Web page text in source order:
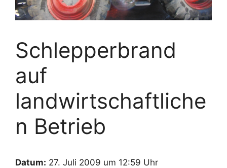
Schlepperbrand
auf
landwirtschaftliche
n Betrieb
Datum: 27. Juli 2009 um 12:59 Uhr